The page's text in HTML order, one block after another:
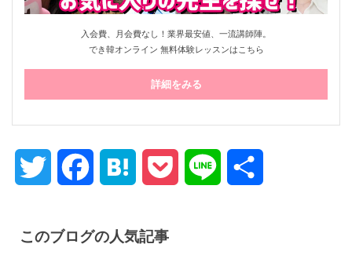
入会費、月会費なし！業界最安値、一流講師陣。
でき韓オンライン 無料体験レッスンはこちら
詳細をみる
Twitter FacebookHatena Pocket Line
このブログの人気記事